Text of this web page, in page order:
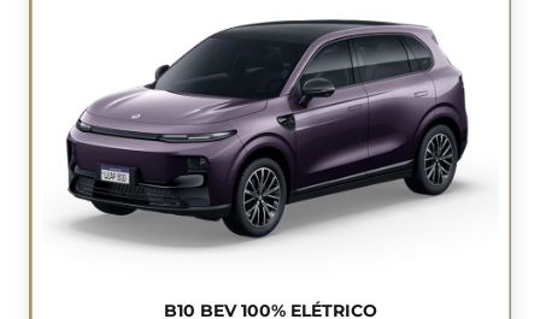
B10 BEV 100% ELÉTRICO